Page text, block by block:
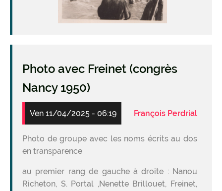
Photo avec Freinet (congrès
Nancy 1950)
Ven 11/04/2025 - 06:19 François Perdrial
Photo de groupe avec les noms écrits au dos
en transparence
au premier rang de gauche à droite : Nanou
Richeton, S. Portal ,Nenette Brillouet, Freinet,